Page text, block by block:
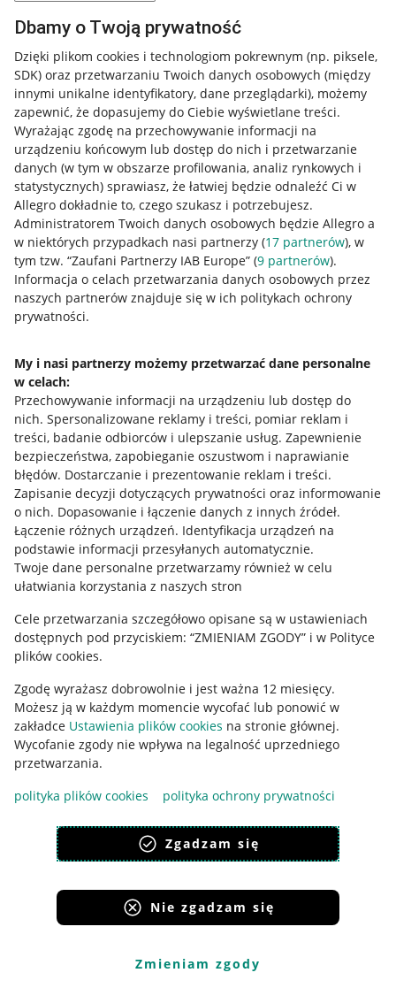
Dbamy o Twoją prywatność
Dzięki plikom cookies i technologiom pokrewnym (np. piksele,
SDK) oraz przetwarzaniu Twoich danych osobowych (między
innymi unikalne identyfikatory, dane przeglądarki), możemy
zapewnić, że dopasujemy do Ciebie wyświetlane treści.
Wyrażając zgodę na przechowywanie informacji na
urządzeniu końcowym lub dostęp do nich i przetwarzanie
danych (w tym w obszarze profilowania, analiz rynkowych i
statystycznych) sprawiasz, że łatwiej będzie odnaleźć Ci w
Allegro dokładnie to, czego szukasz i potrzebujesz.
Administratorem Twoich danych osobowych będzie Allegro a
w niektórych przypadkach nasi partnerzy (17 partnerów), w
tym tzw. “Zaufani Partnerzy IAB Europe” (9 partnerów).
Informacja o celach przetwarzania danych osobowych przez
naszych partnerów znajduje się w ich politykach ochrony
prywatności.
My i nasi partnerzy możemy przetwarzać dane personalne
w celach:
Przechowywanie informacji na urządzeniu lub dostęp do
nich. Spersonalizowane reklamy i treści, pomiar reklam i
treści, badanie odbiorców i ulepszanie usług. Zapewnienie
bezpieczeństwa, zapobieganie oszustwom i naprawianie
błędów. Dostarczanie i prezentowanie reklam i treści.
Zapisanie decyzji dotyczących prywatności oraz informowanie
o nich. Dopasowanie i łączenie danych z innych źródeł.
Łączenie różnych urządzeń. Identyfikacja urządzeń na
podstawie informacji przesyłanych automatycznie.
Twoje dane personalne przetwarzamy również w celu
ułatwiania korzystania z naszych stron
Cele przetwarzania szczegółowo opisane są w ustawieniach
dostępnych pod przyciskiem: “ZMIENIAM ZGODY” i w Polityce
plików cookies.
Zgodę wyrażasz dobrowolnie i jest ważna 12 miesięcy.
Możesz ją w każdym momencie wycofać lub ponowić w
zakładce Ustawienia plików cookies na stronie głównej.
Wycofanie zgody nie wpływa na legalność uprzedniego
przetwarzania.
polityka plików cookies
polityka ochrony prywatności
Zgadzam się
Nie zgadzam się
Zmieniam zgody
Przydatne informacje
Jak to działa
Allegro Gadane dla sprzedających
Allegro Gadane dla kupujących
Mapa miejscowości
Informacje prawne
Regulamin
Polityka plików "cookies"
Ustawienia plików "cookies"
Udostępnianie lokalizacji
Informacje dla Aktu o Usługach Cyfrowych
Pobierz aplikację
Korzystanie z serwisu oznacza akceptacjęregulaminu